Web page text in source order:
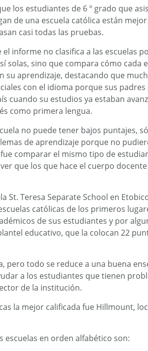
los estudiantes de 6 º grado que
de una escuela católica están
casi todas las pruebas.
informe no clasifica a las escuelas
solas, sino que compara cómo cada
su aprendizaje, destacando que
con el idioma porque sus
cuando su estudios ya estaban
como primera lengua.
no puede tener bajos puntajes,
de aprendizaje porque no
comparar el mismo tipo de
que los que hace el cuerpo
St. Teresa Separate School en
católicas de los primeros
de sus estudiantes y por
educativo, que la colocan 22
pero todo se reduce a una buena
a los estudiantes que tienen
de la institución.
la mejor calificada fue Hillmount,
escuelas en orden alfabético son: